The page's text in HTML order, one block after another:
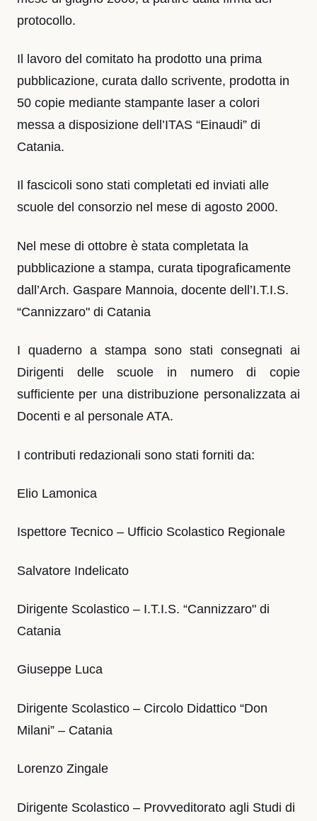
protocollo.
Il lavoro del comitato ha prodotto una prima
pubblicazione, curata dallo scrivente, prodotta in
50 copie mediante stampante laser a colori
messa a disposizione dell’ITAS “Einaudi” di
Catania.
Il fascicoli sono stati completati ed inviati alle
scuole del consorzio nel mese di agosto 2000.
Nel mese di ottobre è stata completata la
pubblicazione a stampa, curata tipograficamente
dall’Arch. Gaspare Mannoia, docente dell’I.T.I.S.
“Cannizzaro" di Catania
I quaderno a stampa sono stati consegnati ai
Dirigenti delle scuole in numero di copie
sufficiente per una distribuzione personalizzata ai
Docenti e al personale ATA.
I contributi redazionali sono stati forniti da:
Elio Lamonica
Ispettore Tecnico – Ufficio Scolastico Regionale
Salvatore Indelicato
Dirigente Scolastico – I.T.I.S. “Cannizzaro" di
Catania
Giuseppe Luca
Dirigente Scolastico – Circolo Didattico “Don
Milani” – Catania
Lorenzo Zingale
Dirigente Scolastico – Provveditorato agli Studi di